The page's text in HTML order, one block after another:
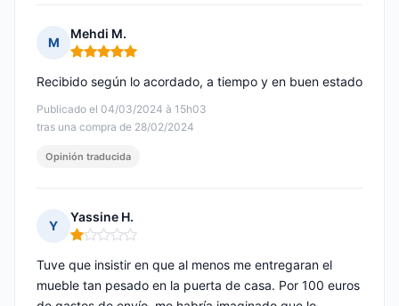
M
Mehdi M.
Nota: 5 de 5
Publicado el 04/03/2024 à 15h03
tras una compra de 28/02/2024
Recibido según lo acordado, a tiempo y en buen estado
Opinión traducida
Y
Yassine H.
Nota: 1 de 5
Tuve que insistir en que al menos me entregaran el
mueble tan pesado en la puerta de casa. Por 100 euros